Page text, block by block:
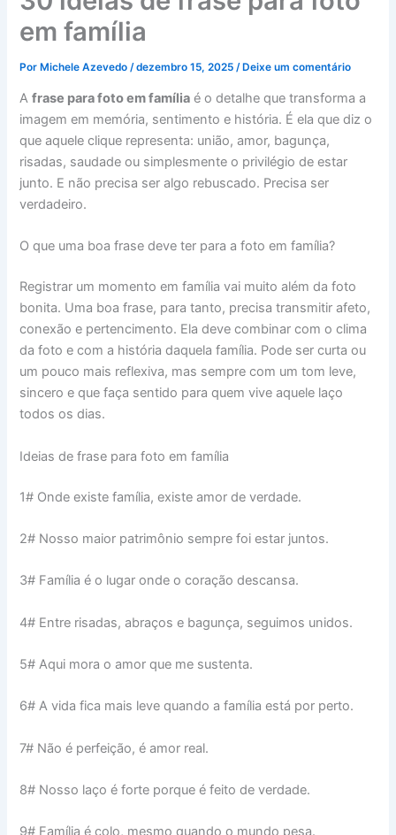
em família
PorMichele Azevedo /dezembro 15, 2025 /Deixe um comentário
Afrase para foto em família é o detalhe que transforma a
imagem em memória, sentimento e história. É ela que diz o
que aquele clique representa: união, amor, bagunça,
risadas, saudade ou simplesmente o privilégio de estar
junto. E não precisa ser algo rebuscado. Precisa ser
verdadeiro.
O que uma boa frase deve ter para a foto em família?
Registrar um momento em família vai muito além da foto
bonita. Uma boa frase, para tanto, precisa transmitir afeto,
conexão e pertencimento. Ela deve combinar com o clima
da foto e com a história daquela família. Pode ser curta ou
um pouco mais reflexiva, mas sempre com um tom leve,
sincero e que faça sentido para quem vive aquele laço
todos os dias.
Ideias de frase para foto em família
1# Onde existe família, existe amor de verdade.
2# Nosso maior patrimônio sempre foi estar juntos.
3# Família é o lugar onde o coração descansa.
4# Entre risadas, abraços e bagunça, seguimos unidos.
5# Aqui mora o amor que me sustenta.
6# A vida fica mais leve quando a família está por perto.
7# Não é perfeição, é amor real.
8# Nosso laço é forte porque é feito de verdade.
9# Família é colo, mesmo quando o mundo pesa.